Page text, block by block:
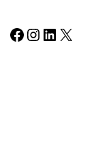
Facebook Instagram LinkedIn X